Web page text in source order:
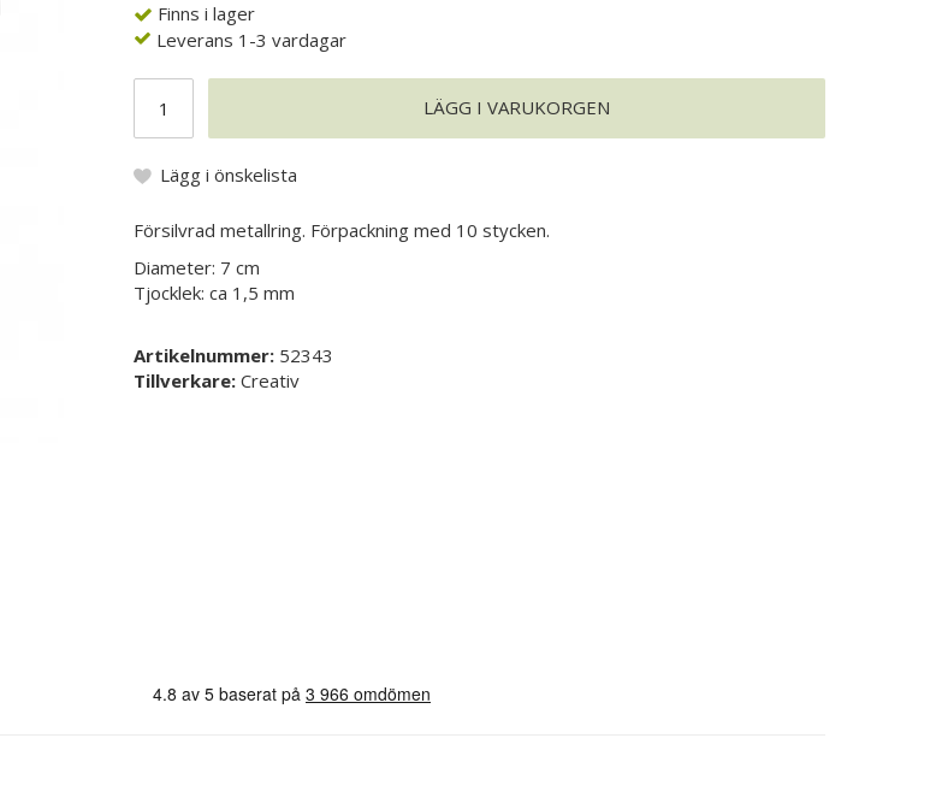
Finns i lager
Leverans 1-3 vardagar
LÄGG I VARUKORGEN
Lägg i önskelista
Försilvrad metallring. Förpackning med 10 stycken.
Diameter: 7 cm
Tjocklek: ca 1,5 mm
Artikelnummer: 52343
Tillverkare: Creativ